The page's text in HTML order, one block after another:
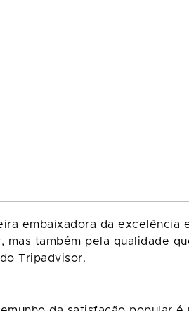
embaixadora da
também pela qualidade
Tripadvisor.